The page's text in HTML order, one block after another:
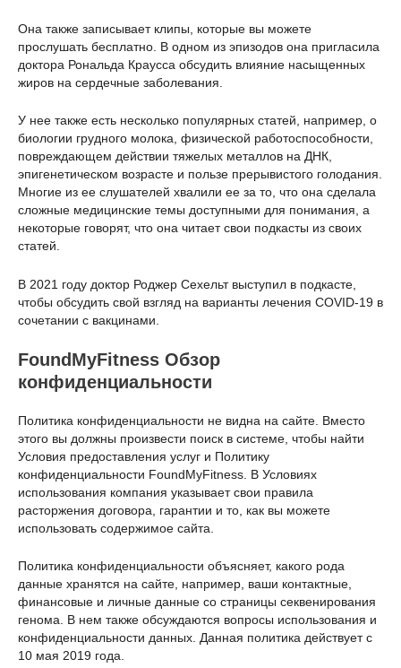
Она также записывает клипы, которые вы можете
прослушать бесплатно. В одном из эпизодов она пригласила
доктора Рональда Краусса обсудить влияние насыщенных
жиров на сердечные заболевания.
У нее также есть несколько популярных статей, например, о
биологии грудного молока, физической работоспособности,
повреждающем действии тяжелых металлов на ДНК,
эпигенетическом возрасте и пользе прерывистого голодания.
Многие из ее слушателей хвалили ее за то, что она сделала
сложные медицинские темы доступными для понимания, а
некоторые говорят, что она читает свои подкасты из своих
статей.
В 2021 году доктор Роджер Сехельт выступил в подкасте,
чтобы обсудить свой взгляд на варианты лечения COVID-19 в
сочетании с вакцинами.
FoundMyFitness Обзор
конфиденциальности
Политика конфиденциальности не видна на сайте. Вместо
этого вы должны произвести поиск в системе, чтобы найти
Условия предоставления услуг и Политику
конфиденциальности FoundMyFitness. В Условиях
использования компания указывает свои правила
расторжения договора, гарантии и то, как вы можете
использовать содержимое сайта.
Политика конфиденциальности объясняет, какого рода
данные хранятся на сайте, например, ваши контактные,
финансовые и личные данные со страницы секвенирования
генома. В нем также обсуждаются вопросы использования и
конфиденциальности данных. Данная политика действует с
10 мая 2019 года.